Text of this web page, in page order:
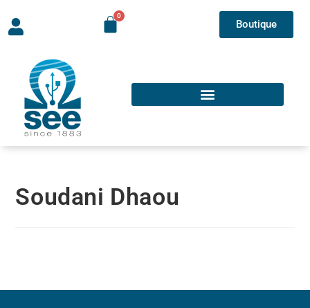
Boutique
Soudani Dhaou